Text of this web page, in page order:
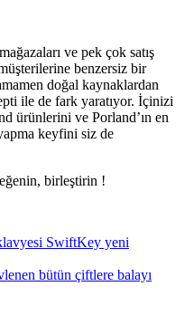
ve pek çok satış
benzersiz bir
doğal kaynaklardan
ile de fark yaratıyor. İçinizi
ürünlerini ve Porland’ın en
keyfini siz de
birleştirin !
SwiftKey yeni
bütün çiftlere balayı